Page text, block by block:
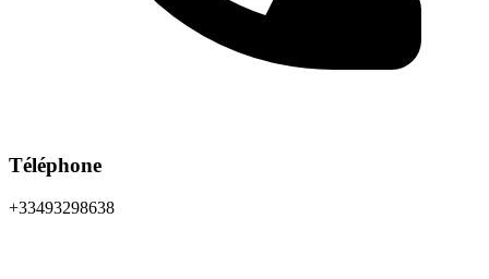
Téléphone
+33493298638